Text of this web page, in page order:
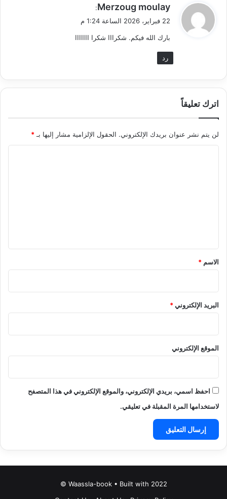
ي
ق
ل
Merzoug moulay
:
22 فبراير، 2026 الساعة 1:24 م
بارك الله فيكم. شكرااا شكرا ااااااا
رد
اترك تعليقاً
لن يتم نشر عنوان بريدك الإلكتروني. الحقول الإلزامية مشار إليها بـ*
*
الاسم *
البريد الإلكتروني*
الموقع الإلكتروني
احفظ اسمي، بريدي الإلكتروني، والموقع الإلكتروني في هذا المتصفح
لاستخدامها المرة المقبلة في تعليقي.
Waassla-book • Built with 2022 ©